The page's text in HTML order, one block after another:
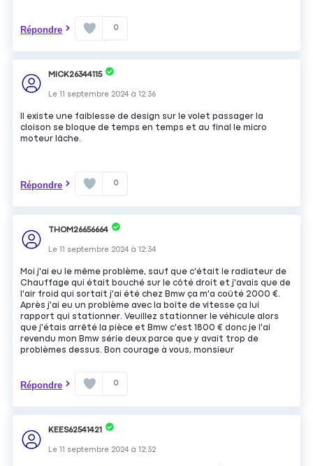
Répondre 0
MICK26344115
Le11 septembre 2024 à12:36
Il existe une faiblesse de design sur le volet passager la
cloison se bloque de temps en temps et au final le micro
moteur lâche.
Répondre 0
THOM26656664
Le11 septembre 2024 à12:34
Moi j'ai eu le même problème, sauf que c'était le radiateur de
Chauffage qui était bouché sur le côté droit et j'avais que de
l'air froid qui sortait j'ai été chez Bmw ça m'a coûté 2000 €.
Après j'ai eu un problème avec la boîte de vitesse ça lui
rapport qui stationner. Veuillez stationner le véhicule alors
que j'étais arrêté la pièce et Bmw c'est 1800 € donc je l'ai
revendu mon Bmw série deux parce que y avait trop de
problèmes dessus. Bon courage à vous, monsieur
Répondre 0
KEES62541421
Le11 septembre 2024 à12:32